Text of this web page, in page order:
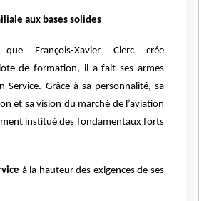
aux bases solides
François-Xavier Clerc crée
de formation, il a fait ses armes
Service. Grâce à sa personnalité, sa
et sa vision du marché de l’aviation
institué des fondamentaux forts
à la hauteur des exigences de ses